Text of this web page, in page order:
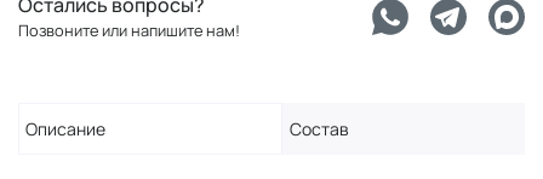
Позвоните или напишите нам!
Описание Состав